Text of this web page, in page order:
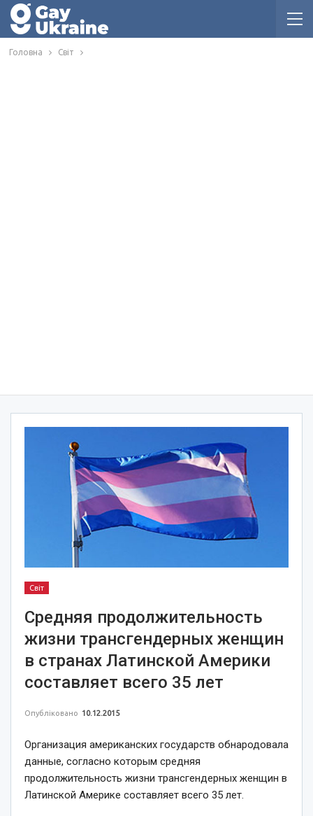
Головна Світ
Світ
Средняя продолжительность
жизни трансгендерных женщин
в странах Латинской Америки
составляет всего 35 лет
Опубліковано 10.12.2015
Организация американских государств обнародовала
данные, согласно которым средняя
продолжительность жизни трансгендерных женщин в
Латинской Америке составляет всего 35 лет.